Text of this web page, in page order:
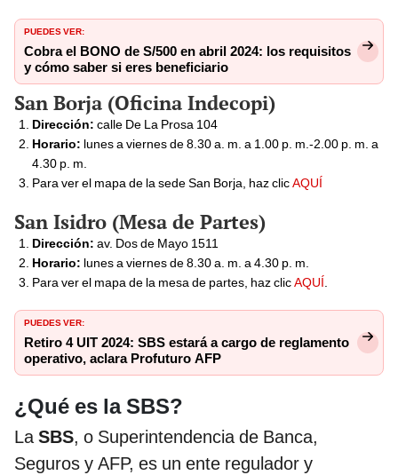
PUEDES VER:
Cobra el BONO de S/500 en abril 2024: los requisitos
y cómo saber si eres beneficiario
San Borja (Oficina Indecopi)
Dirección: calle De La Prosa 104
Horario: lunes a viernes de 8.30 a. m. a 1.00 p. m.-2.00 p. m. a
4.30 p. m.
Para ver el mapa de la sede San Borja, haz clicAQUÍ
San Isidro (Mesa de Partes)
Dirección: av. Dos de Mayo 1511
Horario: lunes a viernes de 8.30 a. m. a 4.30 p. m.
Para ver el mapa de la mesa de partes, haz clicAQUÍ
PUEDES VER:
Retiro 4 UIT 2024: SBS estará a cargo de reglamento
operativo, aclara Profuturo AFP
¿Qué es la SBS?
LaSBS, o Superintendencia de Banca,
Seguros y AFP, es un ente regulador y